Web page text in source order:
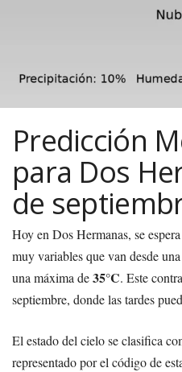
Predicción
para Dos
de
Hoy en Dos Hermanas, se
muy variables que van desde
una máxima de35°C. Este
septiembre, donde las tardes
El estado del cielo se clasifica
representado por el código de